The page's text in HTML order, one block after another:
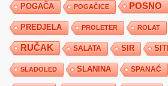
POGAČA POGAČICE POSNO
PREDJELA PROLETER ROLAT
RUČAK SALATA SIR
SLADOLED SLANINA SPANAĆ